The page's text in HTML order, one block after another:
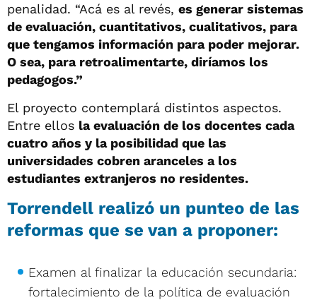
penalidad. “Acá es al revés, es generar sistemas
de evaluación, cuantitativos, cualitativos, para
que tengamos información para poder mejorar.
O sea, para retroalimentarte, diríamos los
pedagogos.”
El proyecto contemplará distintos aspectos.
Entre ellos la evaluación de los docentes cada
cuatro años y la posibilidad que las
universidades cobren aranceles a los
estudiantes extranjeros no residentes.
Torrendell realizó un punteo de las
reformas que se van a proponer:
Examen al finalizar la educación secundaria:
fortalecimiento de la política de evaluación